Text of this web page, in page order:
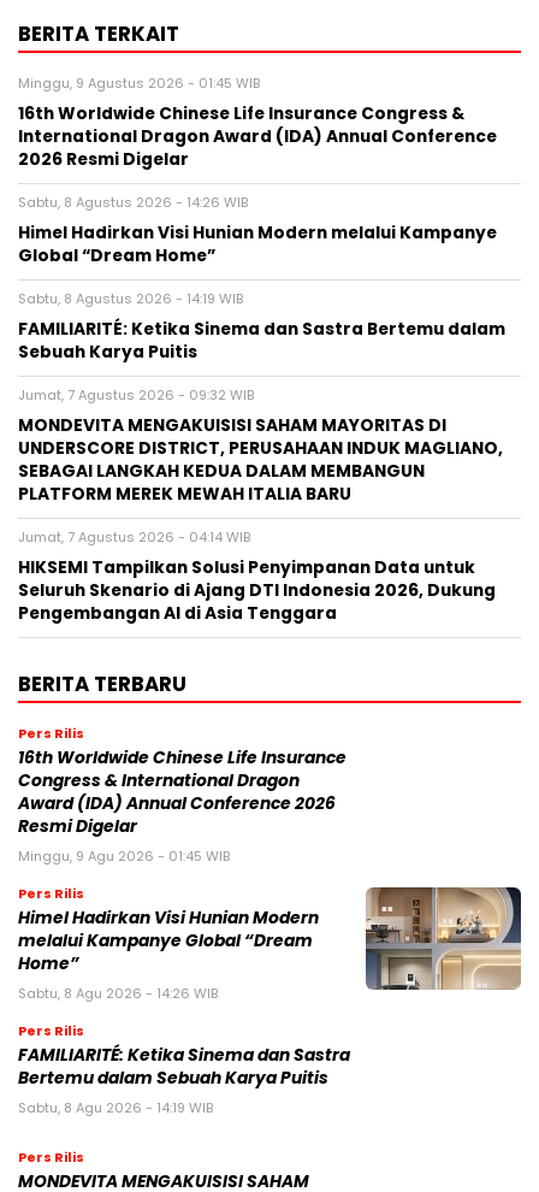
BERITA TERKAIT
Minggu, 9 Agustus 2026 - 01:45 WIB
16th Worldwide Chinese Life Insurance Congress &
International Dragon Award (IDA) Annual Conference
2026 Resmi Digelar
Sabtu, 8 Agustus 2026 - 14:26 WIB
Himel Hadirkan Visi Hunian Modern melalui Kampanye
Global “Dream Home”
Sabtu, 8 Agustus 2026 - 14:19 WIB
FAMILIARITÉ: Ketika Sinema dan Sastra Bertemu dalam
Sebuah Karya Puitis
Jumat, 7 Agustus 2026 - 09:32 WIB
MONDEVITA MENGAKUISISI SAHAM MAYORITAS DI
UNDERSCORE DISTRICT, PERUSAHAAN INDUK MAGLIANO,
SEBAGAI LANGKAH KEDUA DALAM MEMBANGUN
PLATFORM MEREK MEWAH ITALIA BARU
Jumat, 7 Agustus 2026 - 04:14 WIB
HIKSEMI Tampilkan Solusi Penyimpanan Data untuk
Seluruh Skenario di Ajang DTI Indonesia 2026, Dukung
Pengembangan AI di Asia Tenggara
BERITA TERBARU
Pers Rilis
16th Worldwide Chinese Life Insurance
Congress & International Dragon
Award (IDA) Annual Conference 2026
Resmi Digelar
Minggu, 9 Agu 2026 - 01:45 WIB
Pers Rilis
Himel Hadirkan Visi Hunian Modern
melalui Kampanye Global “Dream
Home”
Sabtu, 8 Agu 2026 - 14:26 WIB
Pers Rilis
FAMILIARITÉ: Ketika Sinema dan Sastra
Bertemu dalam Sebuah Karya Puitis
Sabtu, 8 Agu 2026 - 14:19 WIB
Pers Rilis
MONDEVITA MENGAKUISISI SAHAM